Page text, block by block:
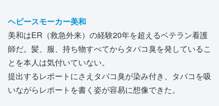
ヘビースモーカー美和
美和はER（救急外来）の経験20年を超えるベテラン看護
師だ。髪、服、持ち物すべてからタバコ臭を発しているこ
とを本人は気付いていない。
提出するレポートにさえタバコ臭が染み付き、タバコを吸
いながらレポートを書く姿が容易に想像できた。